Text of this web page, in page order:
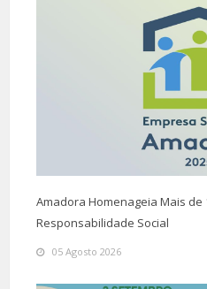
Amadora Homenageia Mais de
Responsabilidade Social
05 Agosto 2026